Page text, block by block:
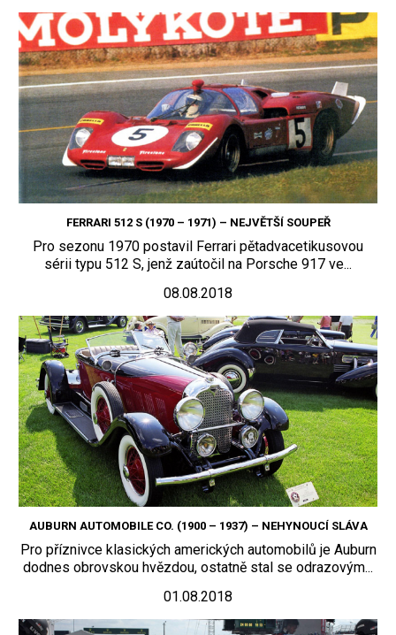
FERRARI 512 S (1970 – 1971) – NEJVĚTŠÍ SOUPEŘ
Pro sezonu 1970 postavil Ferrari pětadvacetikusovou
sérii typu 512 S, jenž zaútočil na Porsche 917 ve...
08.08.2018
AUBURN AUTOMOBILE CO. (1900 – 1937) – NEHYNOUCÍ SLÁVA
Pro příznivce klasických amerických automobilů je Auburn
dodnes obrovskou hvězdou, ostatně stal se odrazovým...
01.08.2018